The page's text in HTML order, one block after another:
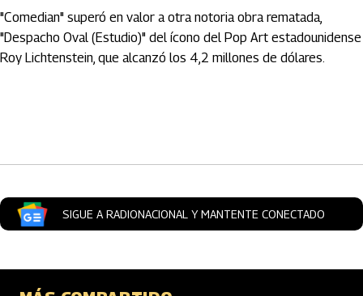
"Comedian" superó en valor a otra notoria obra rematada,
"Despacho Oval (Estudio)" del ícono del Pop Art estadounidense
Roy Lichtenstein, que alcanzó los 4,2 millones de dólares.
SIGUE A RADIONACIONAL Y MANTENTE CONECTADO